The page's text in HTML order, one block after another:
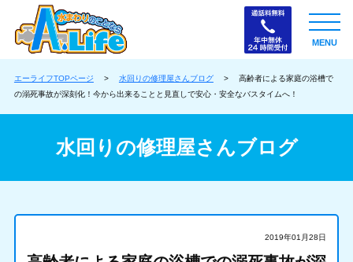
MENU
エーライフTOPページ > 水回りの修理屋さんブログ >
高齢者による家庭の浴槽で
の溺死事故が深刻化！今から出来ることと見直しで安心・安全なバスタイムへ！
水回りの修理屋さんブログ
2019年01月28日